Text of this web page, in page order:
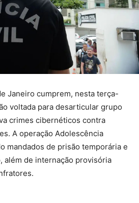
Janeiro cumprem, nesta terça-
voltada para desarticular grupo
crimes cibernéticos contra
A operação Adolescência
mandados de prisão temporária e
além de internação provisória